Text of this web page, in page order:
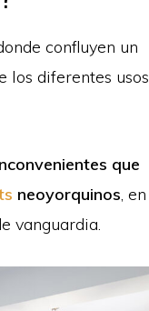
confluyen un
los diferentes usos
que
neoyorquinos , en
vanguardia.